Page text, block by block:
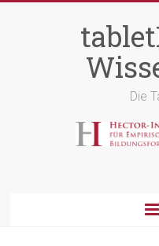
Die